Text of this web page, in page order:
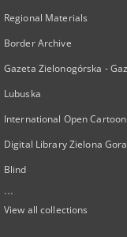
Regional Materials
Border Archive
Gazeta Zielonogórska -
Lubuska
International Open
Digital Library Zielona
Blind
...
View all collections